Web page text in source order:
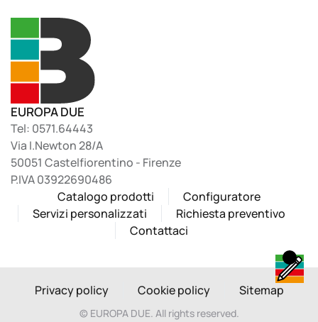
EUROPA DUE
Tel: 0571.64443
Via I.Newton 28/A
50051 Castelfiorentino - Firenze
P.IVA 03922690486
Catalogo prodotti
Configuratore
Servizi personalizzati
Richiesta preventivo
Contattaci
Privacy policy Cookie policy Sitemap
© EUROPA DUE. All rights reserved.